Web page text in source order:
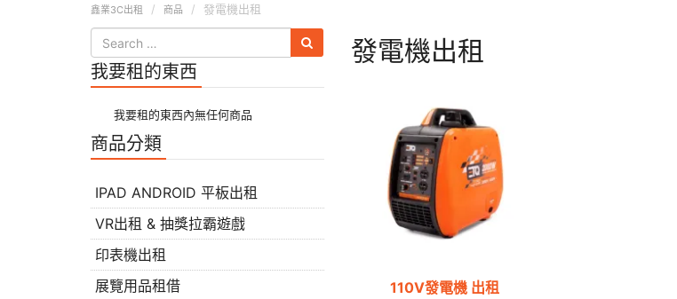
鑫業3C出租 商品 發電機出租
我要租的東西
我要租的東西內無任何商品
商品分類
IPAD ANDROID 平板出租
VR出租 & 抽獎拉霸遊戲
印表機出租
展覽用品租借
發電機出租
110V發電機 出租